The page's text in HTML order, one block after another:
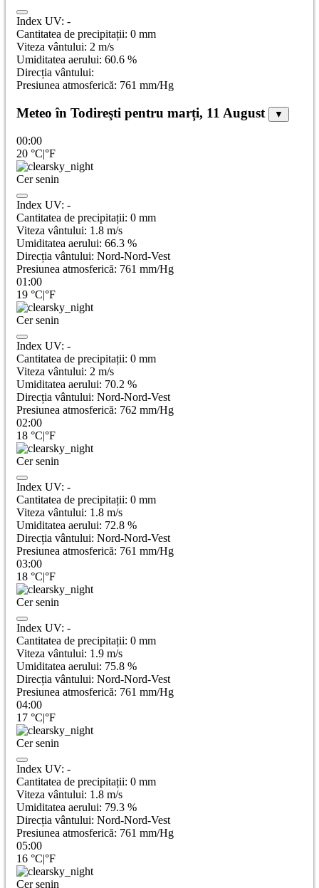
Index UV: -
Cantitatea de precipitații: 0 mm
Viteza vântului: 2 m/s
Umiditatea aerului: 60.6 %
Direcția vântului:
Presiunea atmosferică: 761 mm/Hg
Meteo în Todireşti pentru marți, 11 August ▼
00:00
20 °C|°F
Cer senin
Index UV: -
Cantitatea de precipitații: 0 mm
Viteza vântului: 1.8 m/s
Umiditatea aerului: 66.3 %
Direcția vântului: Nord-Nord-Vest
Presiunea atmosferică: 761 mm/Hg
01:00
19 °C|°F
Cer senin
Index UV: -
Cantitatea de precipitații: 0 mm
Viteza vântului: 2 m/s
Umiditatea aerului: 70.2 %
Direcția vântului: Nord-Nord-Vest
Presiunea atmosferică: 762 mm/Hg
02:00
18 °C|°F
Cer senin
Index UV: -
Cantitatea de precipitații: 0 mm
Viteza vântului: 1.8 m/s
Umiditatea aerului: 72.8 %
Direcția vântului: Nord-Nord-Vest
Presiunea atmosferică: 761 mm/Hg
03:00
18 °C|°F
Cer senin
Index UV: -
Cantitatea de precipitații: 0 mm
Viteza vântului: 1.9 m/s
Umiditatea aerului: 75.8 %
Direcția vântului: Nord-Nord-Vest
Presiunea atmosferică: 761 mm/Hg
04:00
17 °C|°F
Cer senin
Index UV: -
Cantitatea de precipitații: 0 mm
Viteza vântului: 1.8 m/s
Umiditatea aerului: 79.3 %
Direcția vântului: Nord-Nord-Vest
Presiunea atmosferică: 761 mm/Hg
05:00
16 °C|°F
Cer senin